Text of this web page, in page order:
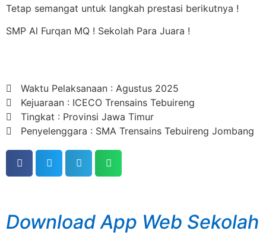
Tetap semangat untuk langkah prestasi berikutnya !
SMP Al Furqan MQ ! Sekolah Para Juara !
Waktu Pelaksanaan : Agustus 2025
Kejuaraan : ICECO Trensains Tebuireng
Tingkat : Provinsi Jawa Timur
Penyelenggara : SMA Trensains Tebuireng Jombang
Download App Web Sekolah